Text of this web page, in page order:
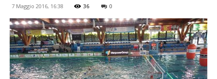
7 Maggio 2016, 16:38 36 0